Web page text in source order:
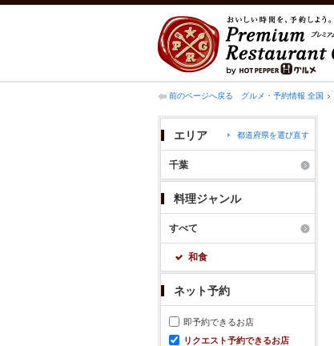
前のページへ戻る グルメ・予約情報 全国
エリア 都道府県を選び直す
千葉
料理ジャンル
すべて
和食
ネット予約
即予約できるお店
リクエスト予約できるお店